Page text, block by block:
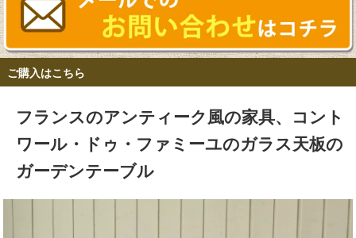
ご購入はこちら
フランスのアンティーク風の家具、コント
ワール・ドゥ・ファミーユのガラス天板の
ガーデンテーブル